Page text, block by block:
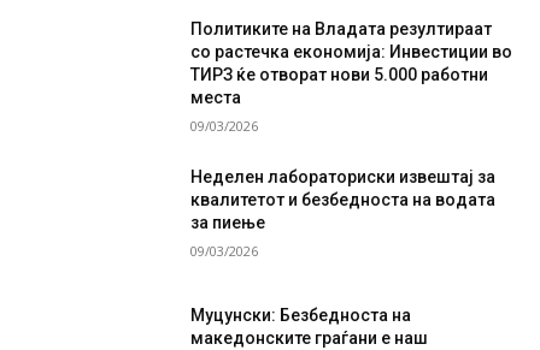
Политиките на Владата резултираат
со растечка економија: Инвестиции во
ТИРЗ ќе отворат нови 5.000 работни
места
09/03/2026
Неделен лабораториски извештај за
квалитетот и безбедноста на водата
за пиење
09/03/2026
Муцунски: Безбедноста на
македонските граѓани е наш